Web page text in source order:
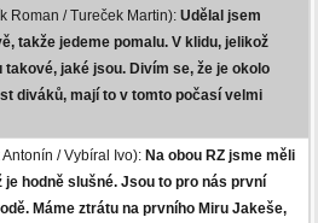
Roman / Tureček Martin): Udělal jsem
takže jedeme pomalu. V klidu, jelikož
takové, jaké jsou. Divím se, že je okolo
diváků, mají to v tomto počasí velmi
/ Vybíral Ivo): Na obou RZ jsme měli
je hodně slušné. Jsou to pro nás první
Máme ztrátu na prvního Miru Jakeše,